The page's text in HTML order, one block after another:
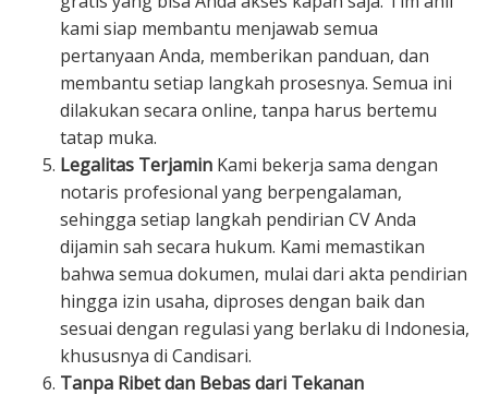
kami siap membantu menjawab semua
pertanyaan Anda, memberikan panduan, dan
membantu setiap langkah prosesnya. Semua ini
dilakukan secara online, tanpa harus bertemu
tatap muka.
Legalitas Terjamin Kami bekerja sama dengan
notaris profesional yang berpengalaman,
sehingga setiap langkah pendirian CV Anda
dijamin sah secara hukum. Kami memastikan
bahwa semua dokumen, mulai dari akta pendirian
hingga izin usaha, diproses dengan baik dan
sesuai dengan regulasi yang berlaku di Indonesia,
khususnya di Candisari.
Tanpa Ribet dan Bebas dari Tekanan